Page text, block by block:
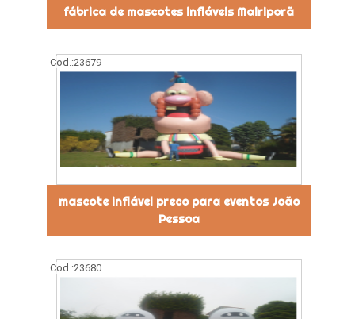
fábrica de mascotes infláveis Mairiporã
Cod.:23679
mascote inflável preco para eventos João
Pessoa
Cod.:23680